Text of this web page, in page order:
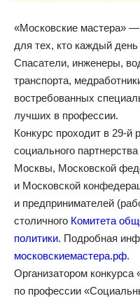
«Московские мастера» —
для тех, кто каждый
Спасатели, инженеры,
транспорта,
востребованных
лучших в профессии.
Конкурс проходит в 29-й
социального
Москвы, Московской
и Московской
и предпринимателей
столичного Комитета
политики. Подробная
московскиемастера.рф.
Организатором конкурса
по профессии